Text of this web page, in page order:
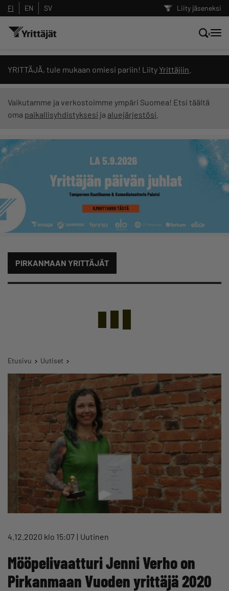
Liity jäseneksi
FI EN SV
YRITTÄJÄ, tule mukaan omiesi pariin! Liity Yrittäjiin
Vaikutamme ja verkostoimme ympäri Suomea! Etsi täältä
oma paikallisyhdistyksesi ja aluejärjestösi
PIRKANMAAN YRITTÄJÄT
Etusivu Uutiset
4.12.2020 klo 15:07 Uutinen
Mööpelivaatturi Jenni Verho on
Pirkanmaan Vuoden yrittäjä 2020
Hae sivustolta tai kysy suoraan
Yrittäjien tekoälyltä
Suodata hakutuloksia: näytä kaikki sisältö